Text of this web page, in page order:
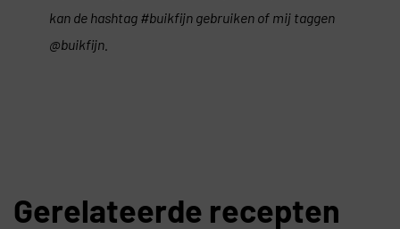
kan de hashtag #buikfijn gebruiken of mij taggen
@buikfijn.
Gerelateerde recepten